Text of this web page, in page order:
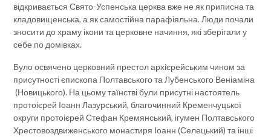
відкривається Свято-Успенська церква вже не як приписна та
кладовищенська, а як самостійна парафіяльна. Люди почали
зносити до храму ікони та церковне начиння, які зберігали у
себе по домівках.
Було освячено церковний престол архієрейським чином за
присутності єпископа Полтавського та Лубенського Веніаміна
(Новицького). На цьому таїнстві були присутні настоятель
протоієрей Іоанн Лазурський, благочинний Кременчуцької
округи протоієрей Стефан Кремянський, ігумен Полтавського
Хрестовоздвиженського монастиря Іоанн (Селецький) та інші